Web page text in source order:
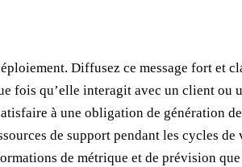
Diffusez ce message fort et
fois qu’elle interagit avec un client ou
à une obligation de génération
de support pendant les cycles de
de métrique et de prévision